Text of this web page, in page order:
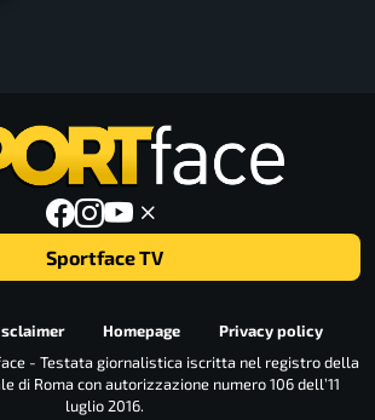
Sportface TV
Homepage
Privacy policy
- Testata giornalistica iscritta nel registro della
di Roma con autorizzazione numero 106 dell’11
luglio 2016.